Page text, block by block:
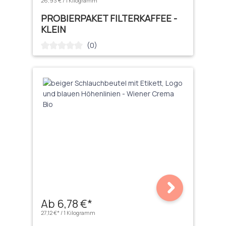
PROBIERPAKET FILTERKAFFEE -
KLEIN
Durchschnittliche Bewertung von 0 von 5 Sternen
(0)
Ab 6,78 €*
27,12 €* / 1 Kilogramm